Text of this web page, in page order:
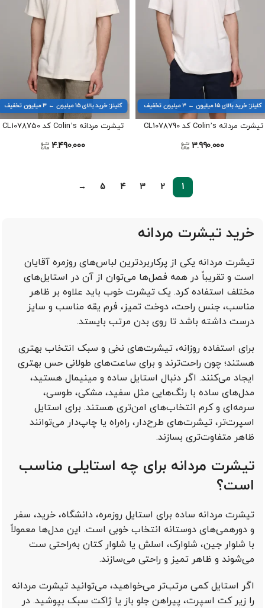
کلینز: خرید بالای ۱۵ میلیون ← ۳ میلیون تخفیف
تیشرت مردانه Colin’s کد CL1078790
3.990.000
کلینز: خرید بالای ۱۵ میلیون ← ۳ میلیون تخفیف
تیشرت مردانه Colin’s کد CL1078750
4.490.000
1
2
3
4
5
→
خرید تیشرت مردانه
تیشرت مردانه یکی از پرکاربردترین لباس‌های روزمره آقایان
است و تقریباً در همه فصل‌ها می‌توان از آن در استایل‌های
مختلف استفاده کرد. یک تیشرت خوب باید علاوه بر ظاهر
مناسب، جنس راحت، دوخت تمیز، فرم یقه مناسب و سایز
درست داشته باشد تا روی بدن مرتب بایستد.
برای استفاده روزانه، تیشرت‌های نخی و سبک انتخاب بهتری
هستند؛ چون راحت‌ترند و برای ساعت‌های طولانی حس بهتری
ایجاد می‌کنند. اگر دنبال استایل ساده و مینیمال هستید،
مدل‌های ساده با رنگ‌هایی مثل سفید، مشکی، طوسی،
سرمه‌ای و کرم انتخاب‌های امن‌تری هستند. برای استایل
اسپرت‌تر، تیشرت‌های طرح‌دار، راه‌راه یا چاپ‌دار می‌توانند
ظاهر متفاوت‌تری بسازند.
تیشرت مردانه برای چه استایلی مناسب
است؟
تیشرت مردانه ساده برای استایل روزمره، دانشگاه، خرید، سفر
و دورهمی‌های دوستانه انتخاب خوبی است. این مدل‌ها معمولاً
با شلوار جین، شلوارک، اسلش یا شلوار کتان به‌راحتی ست
می‌شوند و ظاهر تمیز و راحتی می‌سازند.
اگر استایل کمی مرتب‌تر می‌خواهید، می‌توانید تیشرت مردانه
را زیر کت اسپرت، پیراهن جلو باز یا ژاکت سبک بپوشید. در